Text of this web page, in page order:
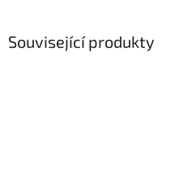
Související produkty